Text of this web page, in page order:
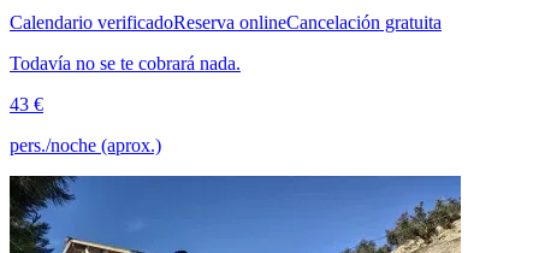
Calendario verificadoReserva onlineCancelación gratuita
Todavía no se te cobrará nada.
43 €
pers./noche (aprox.)